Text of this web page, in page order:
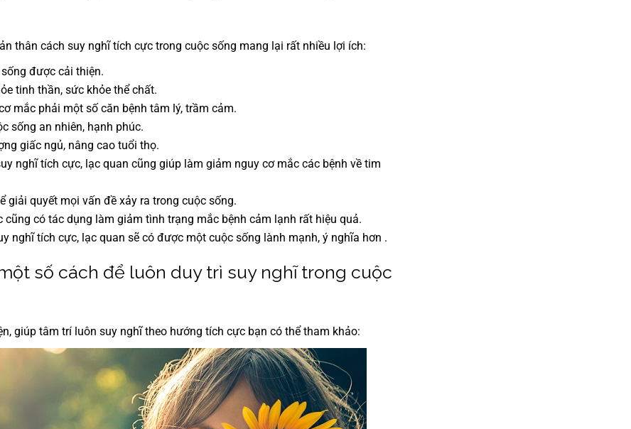
thân cách suy nghĩ tích cực trong cuộc sống mang lại rất nhiều lợi ích:
được cải thiện.
tinh thần, sức khỏe thể chất.
mắc phải một số căn bệnh tâm lý, trầm cảm.
sống an nhiên, hạnh phúc.
giấc ngủ, nâng cao tuổi thọ.
nghĩ tích cực, lạc quan cũng giúp làm giảm nguy cơ mắc các bệnh về tim
giải quyết mọi vấn đề xảy ra trong cuộc sống.
cũng có tác dụng làm giảm tình trạng mắc bệnh cảm lạnh rất hiệu quả.
nghĩ tích cực, lạc quan sẽ có được một cuộc sống lành mạnh, ý nghĩa hơn .
số cách để luôn duy trì suy nghĩ trong cuộc
giúp tâm trí luôn suy nghĩ theo hướng tích cực bạn có thể tham khảo: